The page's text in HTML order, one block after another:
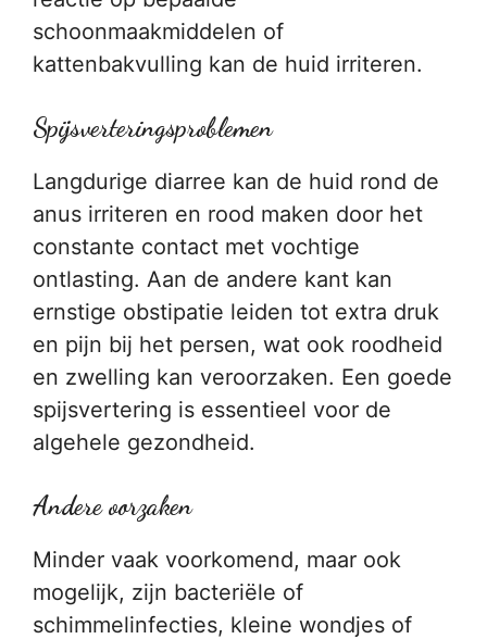
schoonmaakmiddelen of
kattenbakvulling kan de huid irriteren.
Spijsverteringsproblemen
Langdurige diarree kan de huid rond de
anus irriteren en rood maken door het
constante contact met vochtige
ontlasting. Aan de andere kant kan
ernstige obstipatie leiden tot extra druk
en pijn bij het persen, wat ook roodheid
en zwelling kan veroorzaken. Een goede
spijsvertering is essentieel voor de
algehele gezondheid.
Andere oorzaken
Minder vaak voorkomend, maar ook
mogelijk, zijn bacteriële of
schimmelinfecties, kleine wondjes of